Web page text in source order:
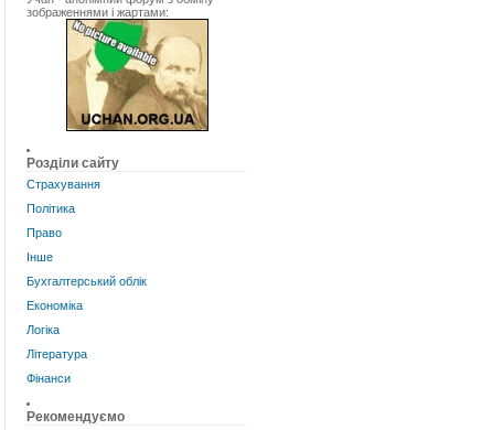
зображеннями і жартами:
Розділи сайту
Страхування
Політика
Право
Інше
Бухгалтерський облік
Економіка
Логіка
Література
Фінанси
Рекомендуємо